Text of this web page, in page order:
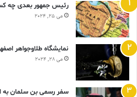
رئیس جمهور بعدی چه
می 25, 2024
نمایشگاه طلاوجواهر اصفهان
می 28, 2024
سفر رسمی بن سلمان به